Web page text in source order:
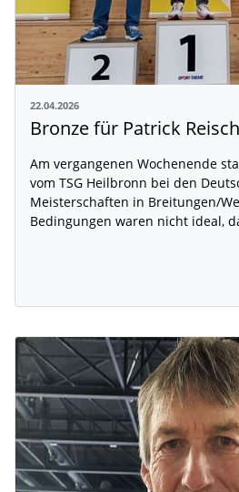
22.04.2026
Am vergangenen Wochenende
vom TSG Heilbronn bei den
Meisterschaften in Breitungen/
Bedingungen waren nicht ideal,